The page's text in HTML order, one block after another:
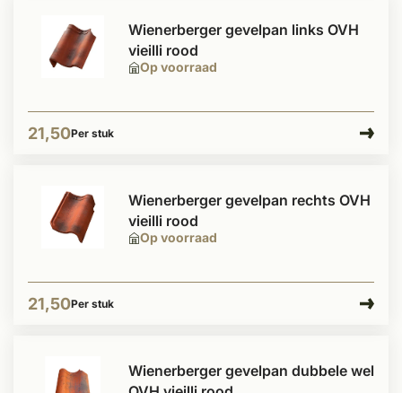
Op voorraad
Wienerberger gevelpan links OVH
vieilli rood
21,50Per stuk
Op voorraad
Wienerberger gevelpan rechts OVH
vieilli rood
21,50Per stuk
Wienerberger gevelpan dubbele wel